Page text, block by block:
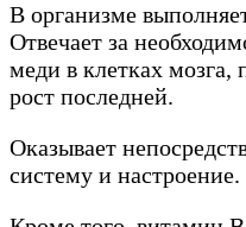
В организме
Отвечает за
меди в клетках мозга,
рост последней.
Оказывает
систему и настроение.